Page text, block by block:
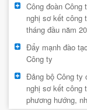
Công đoàn Công
nghị sơ kết công
tháng đầu năm
Đẩy mạnh đào
Công ty
Đảng bộ Công ty
nghị sơ kết công
phương hướng,